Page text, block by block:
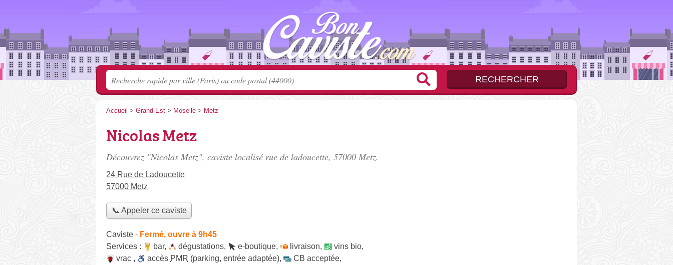
Accueil > Grand-Est > Moselle > Metz
Nicolas Metz
Découvrez "Nicolas Metz", caviste localisé rue de ladoucette, 57000 Metz.
24 Rue de Ladoucette
57000 Metz
📞 Appeler ce caviste
Caviste - Fermé, ouvre à 9h45
Services :
bar, dégustations, e-boutique, livraison, vins bio,
vrac , accès PMR (parking, entrée adaptée), CB acceptée,